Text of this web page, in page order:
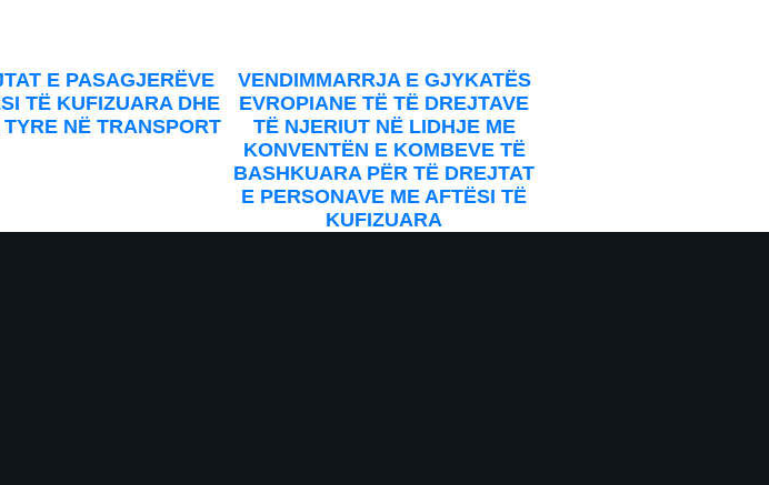
E PASAGJERËVE
TË KUFIZUARA DHE
NË TRANSPORT
VENDIMMARRJA E GJYKATËS
EVROPIANE TË TË DREJTAVE
TË NJERIUT NË LIDHJE ME
KONVENTËN E KOMBEVE TË
BASHKUARA PËR TË DREJTAT
E PERSONAVE ME AFTËSI TË
KUFIZUARA
to Your
rebuild world delivered straight to your inbox.